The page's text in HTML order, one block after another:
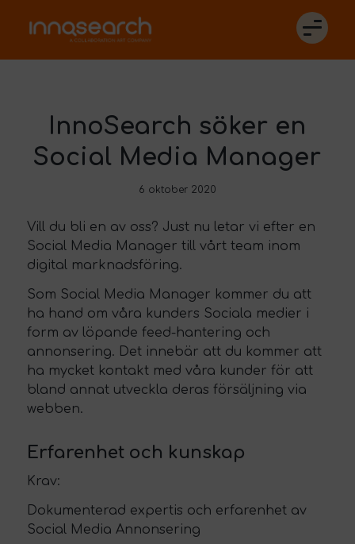
InnoSearch söker en
Social Media Manager
6 oktober 2020
Vill du bli en av oss? Just nu letar vi efter en
Social Media Manager till vårt team inom
digital marknadsföring.
Som Social Media Manager kommer du att
ha hand om våra kunders Sociala medier i
form av löpande feed-hantering och
annonsering. Det innebär att du kommer att
ha mycket kontakt med våra kunder för att
bland annat utveckla deras försäljning via
webben.
Erfarenhet och kunskap
Krav:
Dokumenterad expertis och erfarenhet av
Social Media Annonsering